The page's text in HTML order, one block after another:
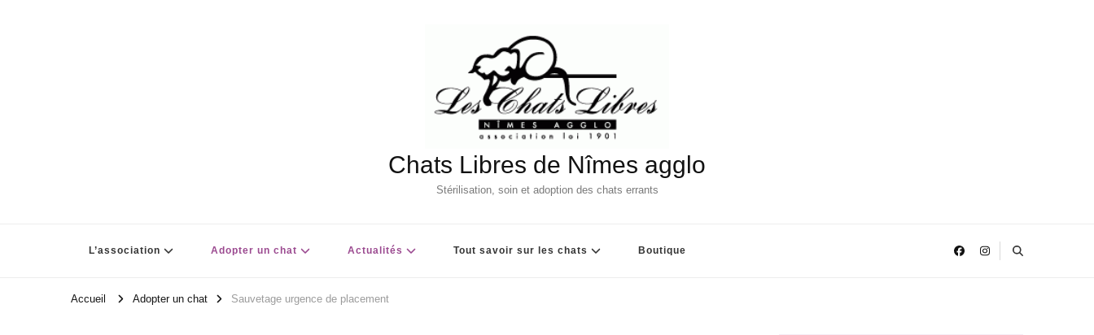
Chats Libres de Nîmes agglo
Stérilisation, soin et adoption des chats errants
L’association Adopter un chat Actualités Tout savoir sur les chats Boutique
Accueil Adopter un chat Sauvetage urgence de placement